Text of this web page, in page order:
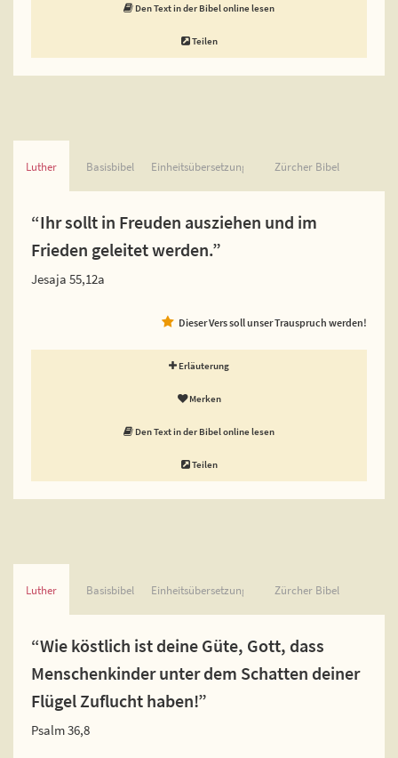
Den Text in der Bibel online lesen
Teilen
Luther Basisbibel Einheitsübersetzung Zürcher Bibel
“Ihr sollt in Freuden ausziehen und im
Frieden geleitet werden.”
Jesaja 55,12a
Dieser Vers soll unser Trauspruch werden!
Erläuterung
Merken
Den Text in der Bibel online lesen
Teilen
Luther Basisbibel Einheitsübersetzung Zürcher Bibel
“Wie köstlich ist deine Güte, Gott, dass
Menschenkinder unter dem Schatten deiner
Flügel Zuflucht haben!”
Psalm 36,8